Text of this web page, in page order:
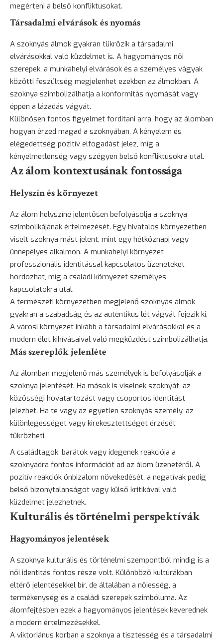
megérteni a belső konfliktusokat.
Társadalmi elvárások és nyomás
A szoknyás álmok gyakran tükrözik a társadalmi
elvárásokkal való küzdelmet is. A hagyományos női
szerepek, a munkahelyi elvárások és a személyes vágyak
közötti feszültség megjelenhet ezekben az álmokban. A
szoknya szimbolizálhatja a konformitás nyomását vagy
éppen a lázadás vágyát.
Különösen fontos figyelmet fordítani arra, hogy az álomban
hogyan érzed magad a szoknyában. A kényelem és
elégedettség pozitív elfogadást jelez, míg a
kényelmetlenség vagy szégyen belső konfliktusokra utal.
Az álom kontextusának fontossága
Helyszín és környezet
Az álom helyszíne jelentősen befolyásolja a szoknya
szimbolikájának értelmezését. Egy hivatalos környezetben
viselt szoknya mást jelent, mint egy hétköznapi vagy
ünnepélyes alkalmon. A munkahelyi környezet
professzionális identitással kapcsolatos üzeneteket
hordozhat, míg a családi környezet személyes
kapcsolatokra utal.
A természeti környezetben megjelenő szoknyás álmok
gyakran a szabadság és az autentikus lét vágyát fejezik ki.
A városi környezet inkább a társadalmi elvárásokkal és a
modern élet kihívásaival való megküzdést szimbolizálhatja.
Más szereplők jelenléte
Az álomban megjelenő más személyek is befolyásolják a
szoknya jelentését. Ha mások is viselnek szoknyát, az
közösségi hovatartozást vagy csoportos identitást
jelezhet. Ha te vagy az egyetlen szoknyás személy, az
különlegességet vagy kirekesztettséget érzését
tükrözheti.
A családtagok, barátok vagy idegenek reakciója a
szoknyádra fontos információt ad az álom üzenetéről. A
pozitív reakciók önbizalom növekedését, a negatívak pedig
belső bizonytalanságot vagy külső kritikával való
küzdelmet jelezhetnek.
Kulturális és történelmi perspektívák
Hagyományos jelentések
A szoknya kulturális és történelmi szempontból mindig is a
női identitás fontos része volt. Különböző kultúrákban
eltérő jelentésekkel bír, de általában a nőiesség, a
termékenység és a családi szerepek szimbóluma. Az
álomfejtésben ezek a hagyományos jelentések keverednek
a modern értelmezésekkel.
A viktoriánus korban a szoknya a tisztesség és a társadalmi